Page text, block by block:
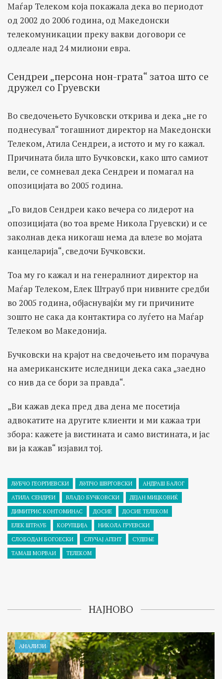
Маѓар Телеком која покажала дека во периодот
од 2002 до 2006 година, од Македонски
телекомуникации преку вакви договори се
одлеале над 24 милиони евра.
Сендреи „персона нон-грата“ затоа што се
дружел со Груевски
Во сведочењето Бучковски открива и дека „не го
поднесувал“ тогашниот директор на Македонски
Телеком, Атила Сендреи, а истото и му го кажал.
Причината била што Бучковски, како што самиот
вели, се сомневал дека Сендреи и помагал на
опозицијата во 2005 година.
„Го видов Сендреи како вечера со лидерот на
опозицијата (во тоа време Никола Груевски) и се
заколнав дека никогаш нема да влезе во мојата
канцеларија“, сведочи Бучковски.
Тоа му го кажал и на генералниот директор на
Маѓар Телеком, Елек Штрауб при нивните средби
во 2005 година, објаснувајќи му ги причините
зошто не сака да контактира со луѓето на Маѓар
Телеком во Македонија.
Бучковски на крајот на сведочењето им порачува
на американските иследници дека сака „заедно
со нив да се бори за правда“.
„Ви кажав дека пред два дена ме посетија
адвокатите на другите клиенти и ми кажаа три
збора: кажете ја вистината и само вистината, и јас
ви ја кажав“ изјавил тој.
ЉУБЧО ГЕОРГИЕВСКИ ЉУПЧО ШВРГОВСКИ
АНДРАШ БАЛОГ
АТИЛА СЕНДРЕИ
ВЛАДО БУЧКОВСКИ
ДЕЈАН МИЦКОВИЌ
ДИМИТРИС КОНТОМИНАС
ДОСИЕ
ДОСИЕ ТЕЛЕКОМ
ЕЛЕК ШТРАУБ
КОРУПЦИЈА
НИКОЛА ГРУЕВСКИ
СЛОБОДАН БОГОЕСКИ
СЛУЧАЈ АГЕНТ
СУДЕЊЕ
ТАМАШ МОРВАИ
ТЕЛЕКОМ
НАЈНОВО
АНАЛИЗИ